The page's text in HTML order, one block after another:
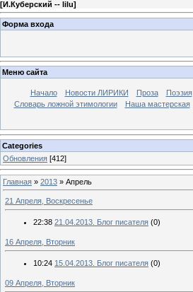
[И.Куберский -- lilu]
Форма входа
Меню сайта
Начало Новости ЛИРИКИ Проза Поэзия
Словарь ложной этимологии
Наша мастерская
Categories
Обновления [412]
Главная » 2013 » Апрель
21 Апреля, Воскресенье
22:38 21.04.2013. Блог писателя (0)
16 Апреля, Вторник
10:24 15.04.2013. Блог писателя (0)
09 Апреля, Вторник